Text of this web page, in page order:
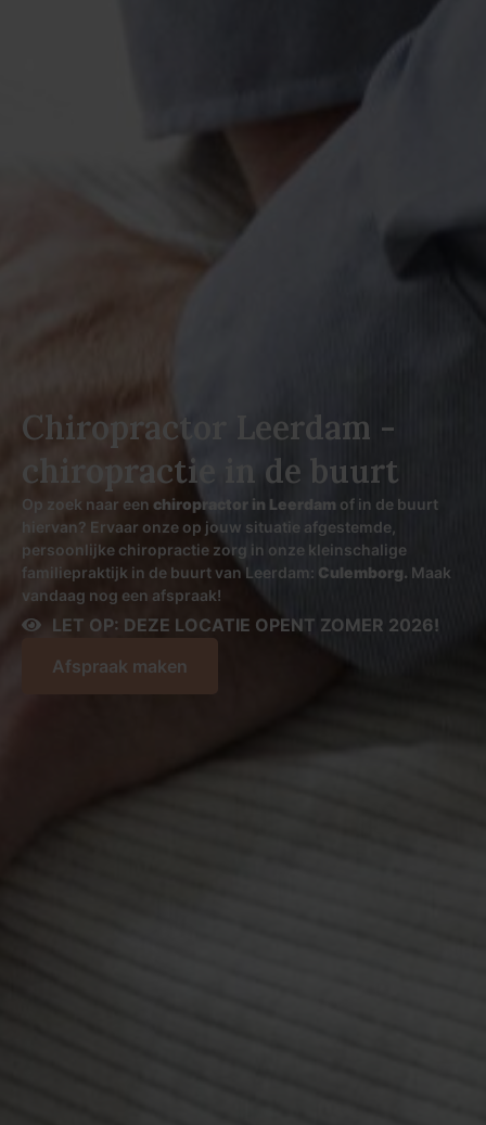
Chiropractor Leerdam -
chiropractie in de buurt
Op zoek naar een chiropractor in Leerdam of in de buurt
hiervan? Ervaar onze op jouw situatie afgestemde,
persoonlijke chiropractie zorg in onze kleinschalige
familiepraktijk in de buurt van Leerdam: Culemborg. Maak
vandaag nog een afspraak!
LET OP: DEZE LOCATIE OPENT ZOMER 2026!
Afspraak maken